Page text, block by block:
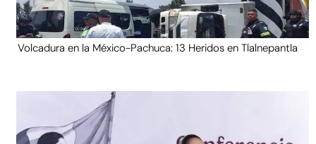
Volcadura en la México-Pachuca: 13 Heridos en Tlalnepantla